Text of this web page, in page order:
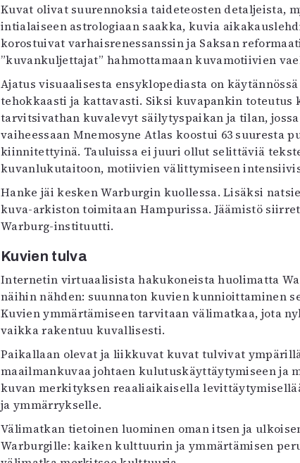
Kuvat olivat suurennoksia taideteosten detaljeista,
intialaiseen astrologiaan saakka, kuvia
korostuivat varhaisrenessanssin ja Saksan
”kuvankuljettajat” hahmottamaan kuvamotiivien
Ajatus visuaalisesta ensyklopediasta on
tehokkaasti ja kattavasti. Siksi kuvapankin toteutus
tarvitsivathan kuvalevyt säilytyspaikan ja tilan,
vaiheessaan Mnemosyne Atlas koostui 63 suuresta
kiinnitettyinä. Tauluissa ei juuri ollut selittäviä
kuvanlukutaitoon, motiivien välittymiseen
Hanke jäi kesken Warburgin kuollessa. Lisäksi
kuva-arkiston toimitaan Hampurissa. Jäämistö
Warburg-instituutti.
Kuvien tulva
Internetin virtuaalisista hakukoneista huolimatta
näihin nähden: suunnaton kuvien kunnioittaminen
Kuvien ymmärtämiseen tarvitaan välimatkaa, jota
vaikka rakentuu kuvallisesti.
Paikallaan olevat ja liikkuvat kuvat tulvivat
maailmankuvaa johtaen kulutuskäyttäytymiseen ja
kuvan merkityksen reaaliaikaisella
ja ymmärrykselle.
Välimatkan tietoinen luominen oman itsen ja
Warburgille: kaiken kulttuurin ja ymmärtämisen